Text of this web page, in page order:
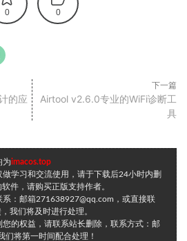
0 0
的应
下一篇
Airtool v2.6.0专业的WiFi诊断工
具
为imacos.top
学习和交流使用，请于下载后24小时内删
件，请购买正版支持作者。
系：邮箱271638927@qq.com，或直接联
我们将及时进行处理。
的权益，请联系站长删除，联系方式：邮
们将第一时间配合处理！